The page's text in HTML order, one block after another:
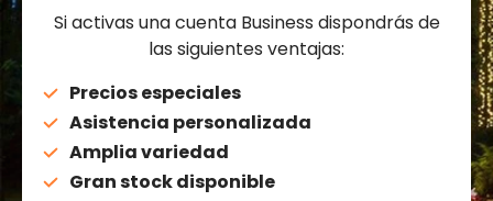
Si activas una cuenta Business dispondrás de
las siguientes ventajas:
Precios especiales
Asistencia personalizada
Amplia variedad
Gran stock disponible